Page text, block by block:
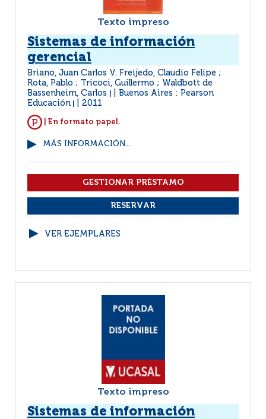
Texto impreso
Sistemas de información
gerencial
Briano, Juan Carlos V. Freijedo, Claudio Felipe ;
Rota, Pablo ; Tricoci, Guillermo ; Waldbott de
Bassenheim, Carlos
Buenos Aires : Pearson
Educación
2011
| En formato papel.
MÁS INFORMACIÓN...
VER EJEMPLARES
Texto impreso
Sistemas de información